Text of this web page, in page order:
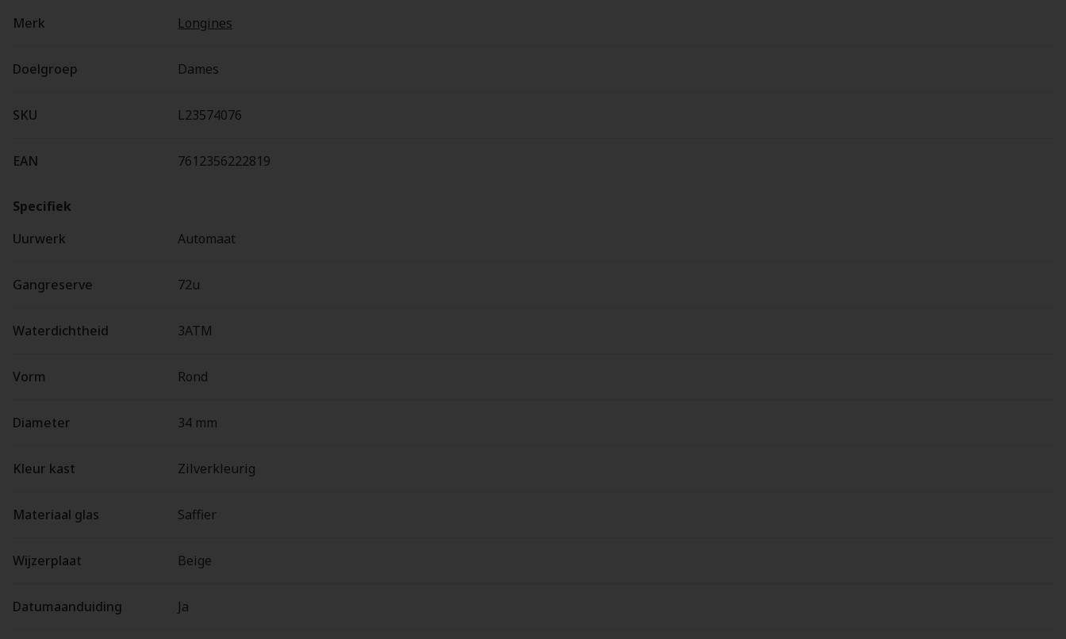
Merk
Longines
Doelgroep Dames
SKU L23574076
EAN 7612356222819
Specifiek
Uurwerk
Automaat
Gangreserve 72u
Waterdichtheid 3ATM
Vorm Rond
Diameter 34 mm
Kleur kast Zilverkleurig
Materiaal glas Saffier
Wijzerplaat Beige
Datumaanduiding Ja